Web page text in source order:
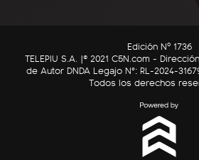
C5N Autos
RatingCero
Edición Nº 1736
TELEPIU S.A. |© 2021 C5N.com -
de Autor DNDA Legajo N°: RL-2024-
Todos los derechos